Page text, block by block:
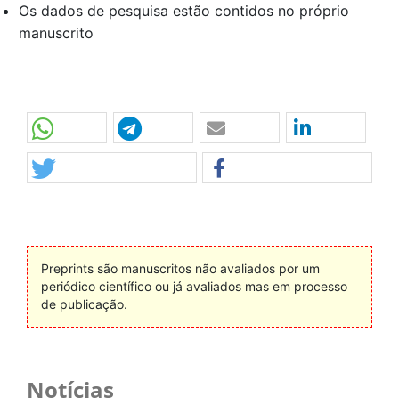
Os dados de pesquisa estão contidos no próprio
manuscrito
Preprints são manuscritos não avaliados por um
periódico científico ou já avaliados mas em processo
de publicação.
Notícias